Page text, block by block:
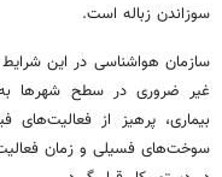
سوزاندن زباله است.
سازمان هواشناسی در این
غیر ضروری در سطح شهرها
بیماری، پرهیز از
سوخت‌های فسیلی و زمان